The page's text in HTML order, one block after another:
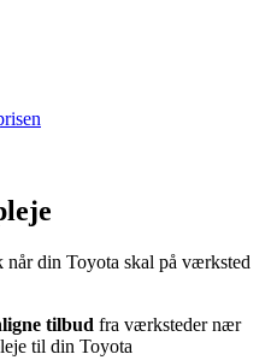
din Toyota skal på værksted
tilbud fra værksteder nær
til din Toyota